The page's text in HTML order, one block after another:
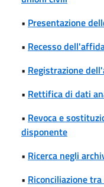
• Presentazione
• Recesso
• Registrazione
• Rettifica di dati
• Revoca e
disponente
• Ricerca negli
• Riconciliazione